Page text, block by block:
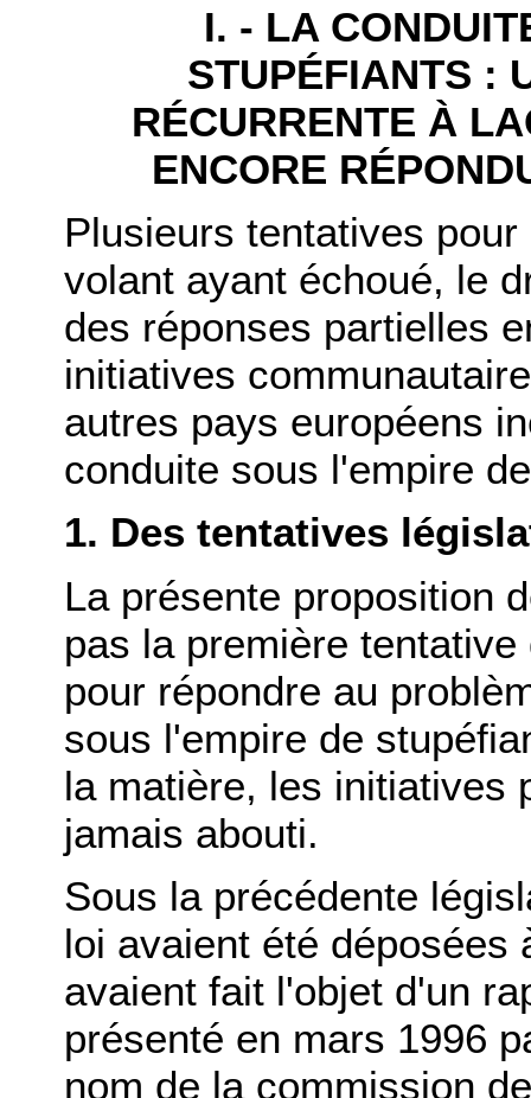
I. - LA
STUPÉFIANTS :
RÉCURRENTE À
ENCORE
Plusieurs tentatives
volant ayant échoué, le
des réponses partielles
initiatives
autres pays européens
conduite sous l'empire
1. Des tentatives
La présente proposition
pas la première
pour répondre au
sous l'empire de
la matière, les initiatives
jamais abouti.
Sous la précédente
loi avaient été déposées
avaient fait l'objet d'un
présenté en mars 1996
nom de la commission